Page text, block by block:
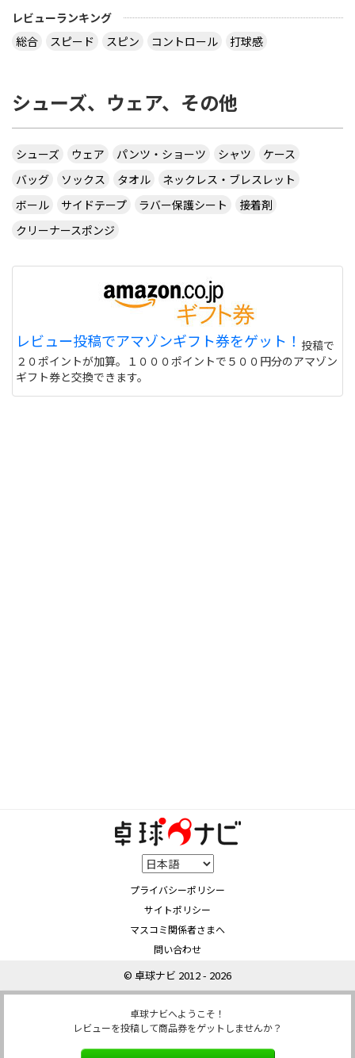
レビューランキング
総合
スピード スピン コントロール 打球感
シューズ、ウェア、その他
シューズ ウェア パンツ・ショーツ シャツ
ケース
バッグ
ソックス タオル
ネックレス・ブレスレット
ボール
サイドテープ ラバー保護シート
接着剤
クリーナースポンジ
レビュー投稿でアマゾンギフト券をゲット！ 投稿で
２０ポイントが加算。１０００ポイントで５００円分のアマゾン
ギフト券と交換できます。
プライバシーポリシー
サイトポリシー
マスコミ関係者さまへ
問い合わせ
© 卓球ナビ 2012 - 2026
卓球ナビへようこそ！
レビューを投稿して商品券をゲットしませんか？